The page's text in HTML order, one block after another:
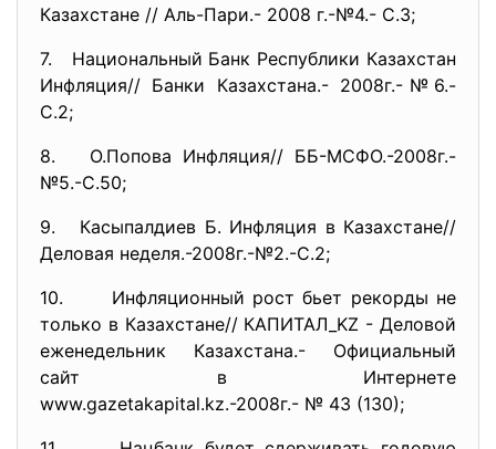
Казахстане // Аль-Пари.- 2008 г.-№4.- С.3;
7. Национальный Банк Республики Казахстан
Инфляция// Банки Казахстана.- 2008г.-№6.-
С.2;
8. О.Попова Инфляция// ББ-МСФО.-2008г.-
№5.-С.50;
9. Касыпалдиев Б. Инфляция в Казахстане//
Деловая неделя.-2008г.-№2.-С.2;
10. Инфляционный рост бьет рекорды не
только в Казахстане// КАПИТАЛ_KZ - Деловой
еженедельник Казахстана.- Официальный
сайт в Интернете
www.gazetakapital.kz.-2008г.- № 43 (130);